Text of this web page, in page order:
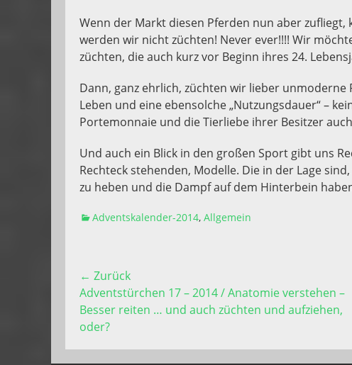
Wenn der Markt diesen Pferden nun aber
werden wir nicht züchten! Never ever!!!! Wir
züchten, die auch kurz vor Beginn ihres 24.
Dann, ganz ehrlich, züchten wir lieber
Leben und eine ebensolche „Nutzungsdauer“ –
Portemonnaie und die Tierliebe ihrer Besitzer
Und auch ein Blick in den großen Sport gibt uns
Rechteck stehenden, Modelle. Die in der Lage
zu heben und die Dampf auf dem Hinterbein
Kategorien
Adventskalender-2014, Allgemein
Beitragsnavigation
← Zurück
Vorhergehender
Beitrag:
Adventstürchen 17 – 2014 / Anatomie verstehen –
Besser reiten … und auch züchten und aufziehen,
oder?